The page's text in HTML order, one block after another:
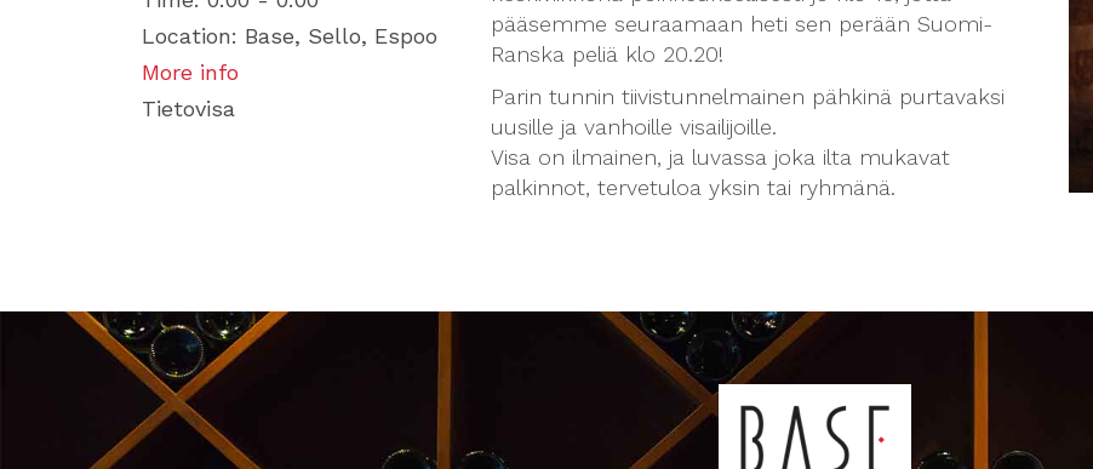
Location: Base, Sello, Espoo
More info
Tietovisa
pääsemme seuraamaan heti sen perään Suomi-
Ranska peliä klo 20.20!
Parin tunnin tiivistunnelmainen pähkinä purtavaksi
uusille ja vanhoille visailijoille.
Visa on ilmainen, ja luvassa joka ilta mukavat
palkinnot, tervetuloa yksin tai ryhmänä.